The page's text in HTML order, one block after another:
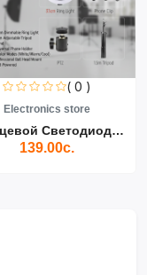
( 0 )
Electronics store
Кольцевой Светодиодный Св...
139.00с.